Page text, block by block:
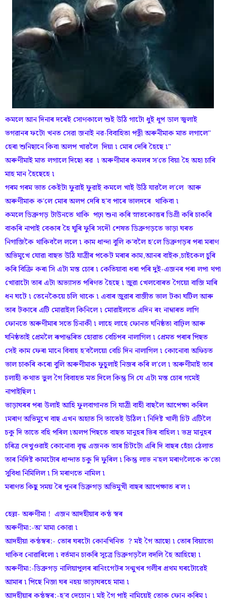
কমলে আন দিনাৰ দৰেই সোণকালে শুই উঠি গাটো ধুই ধূপ ডাল জ্বলাই
ভগৱানৰ ফটো খনত সেৱা জনাই নৱ-বিবাহিতা পত্নী অৰুনীমাক মাত লগালে"
হেৰা শুনিছানে কিবা অলপ খাৱলৈ দিয়া ৷ মোৰ দেৰি হৈছে ৷"
অৰুণীমাই মাত লগালে দিছো ৰৱ ৷ অৰুণীমাৰ কমলৰ স'তে বিয়া হৈ অহা চাৰি
মাহ মান হৈছেহে ৷
গৰম গৰম ভাত কেইটা ফুৱাই ফুৱাই কমলে খাই উঠি যাৱলৈ ল'লে আৰু
অৰুণীমাক ক'লে মোৰ অলপ দেৰি হ'ব পাৰে ভালদৰে থাকিবা ৷
কমলে ডিব্ৰুগড় টাউনতে থাকি পঢ়া শুনা কৰি স্নাতকোত্তৰ ডিগ্ৰী কৰি চাকৰি
বাকৰি নাপাই বেকাৰ হৈ ঘূৰি ফুৰি সদৌ শেষত ডিব্ৰুগড়তে ভাড়া ঘৰত
নিগাজিকৈ থাকিবলৈ ললে ৷ কাম ধান্দা বুলি ক'বলৈ হ'লে ডিব্ৰুগড়ৰ পৰা মৰাণ
অভিমূখে যোৱা বাছত উঠি যাত্ৰীৰ পকেট মৰাৰ কাম,আনৰ বাইক,চাইকেল চুৰি
কৰি বিক্ৰি কৰা সি এটা মস্ত চোৰ ৷ কেতিয়াবা ধৰা পৰি দুই-এজনৰ পৰা লপা থপা
খোৱাটো তাৰ এটা অভ্যাসত পৰিণত হৈছে ৷ জুৱা খেলবোৰত গৈয়ো বাজি মাৰি
ধন ঘটে ৷ তেনেকৈয়ে চলি থাকে ৷ এবাৰ জুৱাৰ বাজীত ভাল টকা ঘটিল আৰু
তাৰ টকাৰে এটি মোৱাইল কিনিলে ৷ মোৱাইলতে এদিন ৰং নাম্বাৰত লাগি
ফোনতে অৰুণীমাৰ সতে চিনাকী ৷ লাহে লাহে ফোনত ঘনিষ্ঠতা বাঢ়িল আৰু
ঘনিষ্ঠতাই প্ৰেমলৈ ৰূপান্তৰিত হোৱাত বেচিপৰ নালাগিল ৷ প্ৰেমত পৰাৰ পিছত
সেই কাম ফেৰা মানে বিবাহ হ'বলৈয়ো বেচি দিন নালাগিল ৷ কোনোবা অফিচত
ভাল চাকৰি কৰো বুলি অৰুণীমাক ফুচুলাই নিজৰ কৰি ল'লে ৷ অৰুণীমাই তাৰ
চলাহী কথাত ভুল গৈ বিবাহত মত দিলে কিন্তু সি যে এটা মস্ত চোৰ গমেই
নাপাইছিল ৷
ভাড়াঘৰৰ পৰা উলাই আহি ফুলবাগানত সি যাত্ৰী বাহী বাছলৈ আপেক্ষা কৰিল
৷মৰাণ অভিমুখে বাছ এখন অহাত সি তাতেই উঠিল ৷ নিদিষ্ট খালী চিট এটিলৈ
চকু দি তাতে বহি পৰিল ৷অলপ পিছতে বাছত মানুহৰ ভিৰ বাহিল ৷ ভদ্ৰ মানুহৰ
চৰিত্ৰ দেখুওৱাই কোনোবা বৃদ্ধ এজনক তাৰ চিটটো এৰি দি বাছৰ হেঁচা ঠেলাত
তাৰ নিদিষ্ট কামটোৰ ধান্দাত চকু দি ফুৰিল ৷ কিন্তু লাভ ন'হল মৰাণলৈকে ক'তো
সুবিধা নিমিলিল ৷ সি মৰাণতে নামিল ৷
মৰাণত কিছু সময় ৰৈ পুনৰ ডিব্ৰুগড় অভিমুখী বাছৰ আপেক্ষাত ৰ'ল ৷
হেল্ল- অৰুণীমা ! এজন আদহীয়াৰ কন্ঠ স্বৰ
অৰুণীমা:-অ' মামা কোৱা ৷
আদহীয়া কন্ঠস্বৰ:- তোৰ ঘৰটো কোনখিনিত ? মই গৈ আছো ৷ তোৰ বিয়াতো
থাকিব নোৱাৰিলো ৷ বৰ্তমান চাকৰি সূত্ৰে ডিব্ৰুগড়লৈ বদলি হৈ আহিছো ৷
অৰুণীমা:-ডিব্ৰুগড় নালিয়াপুলৰ ৰানিংগেটৰ সন্মুখৰ গলীৰ প্ৰথম ঘৰটোৱেই
আমাৰ ৷ পিছে নিজা ঘৰ নহয় ভাড়াঘৰহে মামা ৷
আদহীয়াৰ কন্ঠস্বৰ:-হ'ব দেচোন ৷ মই গৈ পাই নামিয়েই তোক ফোন কৰিম ৷